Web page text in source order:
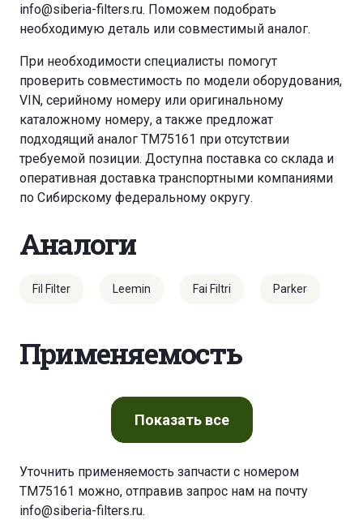
info@siberia-filters.ru. Поможем подобрать
необходимую деталь или совместимый аналог.
При необходимости специалисты помогут
проверить совместимость по модели оборудования,
VIN, серийному номеру или оригинальному
каталожному номеру, а также предложат
подходящий аналог TM75161 при отсутствии
требуемой позиции. Доступна поставка со склада и
оперативная доставка транспортными компаниями
по Сибирскому федеральному округу.
Аналоги
Fil Filter Leemin Fai Filtri Parker
Применяемость
Показатьвсе
Уточнить применяемость запчасти с номером
TM75161 можно, отправив запрос нам на почту
info@siberia-filters.ru.